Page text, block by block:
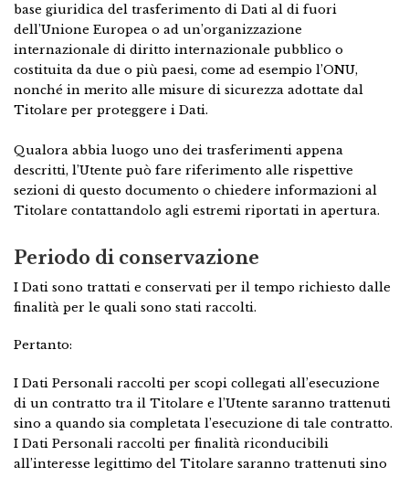
base giuridica del trasferimento di Dati al di fuori
dell’Unione Europea o ad un’organizzazione
internazionale di diritto internazionale pubblico o
costituita da due o più paesi, come ad esempio l’ONU,
nonché in merito alle misure di sicurezza adottate dal
Titolare per proteggere i Dati.
Qualora abbia luogo uno dei trasferimenti appena
descritti, l’Utente può fare riferimento alle rispettive
sezioni di questo documento o chiedere informazioni al
Titolare contattandolo agli estremi riportati in apertura.
Periodo di conservazione
I Dati sono trattati e conservati per il tempo richiesto dalle
finalità per le quali sono stati raccolti.
Pertanto:
I Dati Personali raccolti per scopi collegati all’esecuzione
di un contratto tra il Titolare e l’Utente saranno trattenuti
sino a quando sia completata l’esecuzione di tale contratto.
I Dati Personali raccolti per finalità riconducibili
all’interesse legittimo del Titolare saranno trattenuti sino